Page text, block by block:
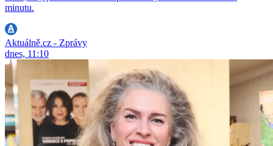
minutu.
Aktuálně.cz - Zprávy
dnes, 11:10